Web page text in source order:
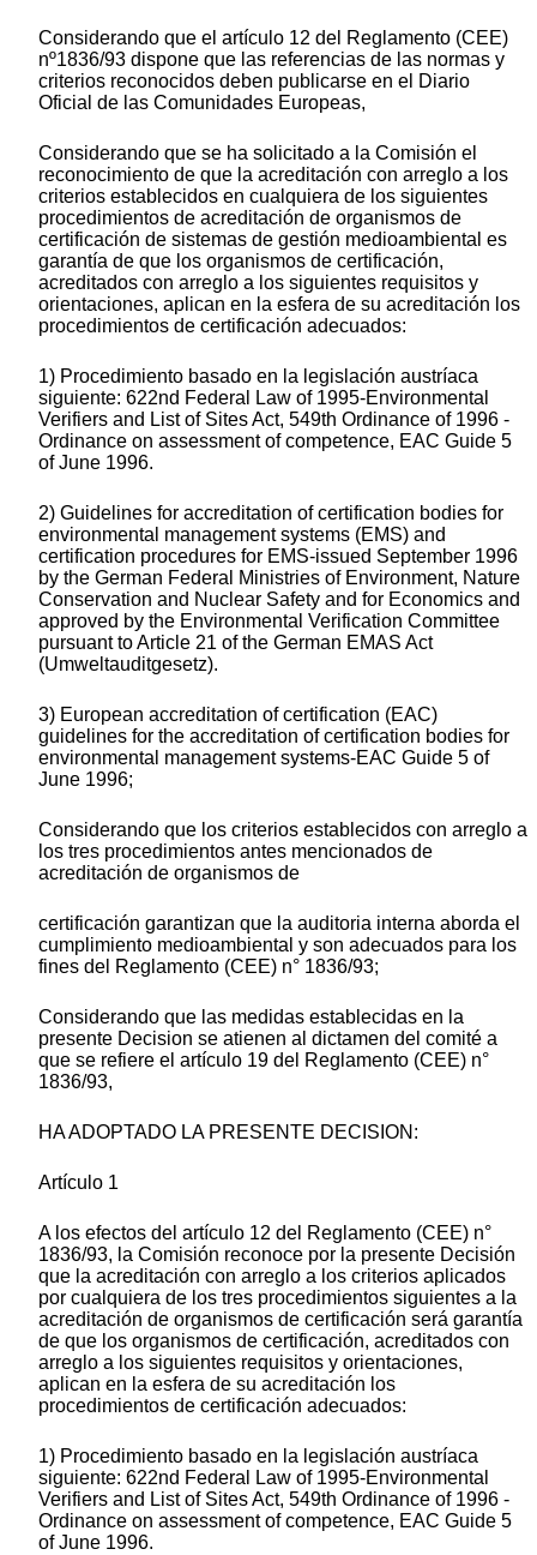
Considerando que el artículo 12 del Reglamento (CEE)
nº1836/93 dispone que las referencias de las normas y
criterios reconocidos deben publicarse en el Diario
Oficial de las Comunidades Europeas,
Considerando que se ha solicitado a la Comisión el
reconocimiento de que la acreditación con arreglo a los
criterios establecidos en cualquiera de los siguientes
procedimientos de acreditación de organismos de
certificación de sistemas de gestión medioambiental es
garantía de que los organismos de certificación,
acreditados con arreglo a los siguientes requisitos y
orientaciones, aplican en la esfera de su acreditación los
procedimientos de certificación adecuados:
1) Procedimiento basado en la legislación austríaca
siguiente: 622nd Federal Law of 1995-Environmental
Verifiers and List of Sites Act, 549th Ordinance of 1996 -
Ordinance on assessment of competence, EAC Guide 5
of June 1996.
2) Guidelines for accreditation of certification bodies for
environmental management systems (EMS) and
certification procedures for EMS-issued September 1996
by the German Federal Ministries of Environment, Nature
Conservation and Nuclear Safety and for Economics and
approved by the Environmental Verification Committee
pursuant to Article 21 of the German EMAS Act
(Umweltauditgesetz).
3) European accreditation of certification (EAC)
guidelines for the accreditation of certification bodies for
environmental management systems-EAC Guide 5 of
June 1996;
Considerando que los criterios establecidos con arreglo a
los tres procedimientos antes mencionados de
acreditación de organismos de
certificación garantizan que la auditoria interna aborda el
cumplimiento medioambiental y son adecuados para los
fines del Reglamento (CEE) n° 1836/93;
Considerando que las medidas establecidas en la
presente Decision se atienen al dictamen del comité a
que se refiere el artículo 19 del Reglamento (CEE) n°
1836/93,
HA ADOPTADO LA PRESENTE DECISION:
Artículo 1
A los efectos del artículo 12 del Reglamento (CEE) n°
1836/93, la Comisión reconoce por la presente Decisión
que la acreditación con arreglo a los criterios aplicados
por cualquiera de los tres procedimientos siguientes a la
acreditación de organismos de certificación será garantía
de que los organismos de certificación, acreditados con
arreglo a los siguientes requisitos y orientaciones,
aplican en la esfera de su acreditación los
procedimientos de certificación adecuados:
1) Procedimiento basado en la legislación austríaca
siguiente: 622nd Federal Law of 1995-Environmental
Verifiers and List of Sites Act, 549th Ordinance of 1996 -
Ordinance on assessment of competence, EAC Guide 5
of June 1996.